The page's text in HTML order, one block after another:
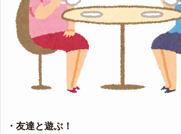
・友達と遊ぶ！